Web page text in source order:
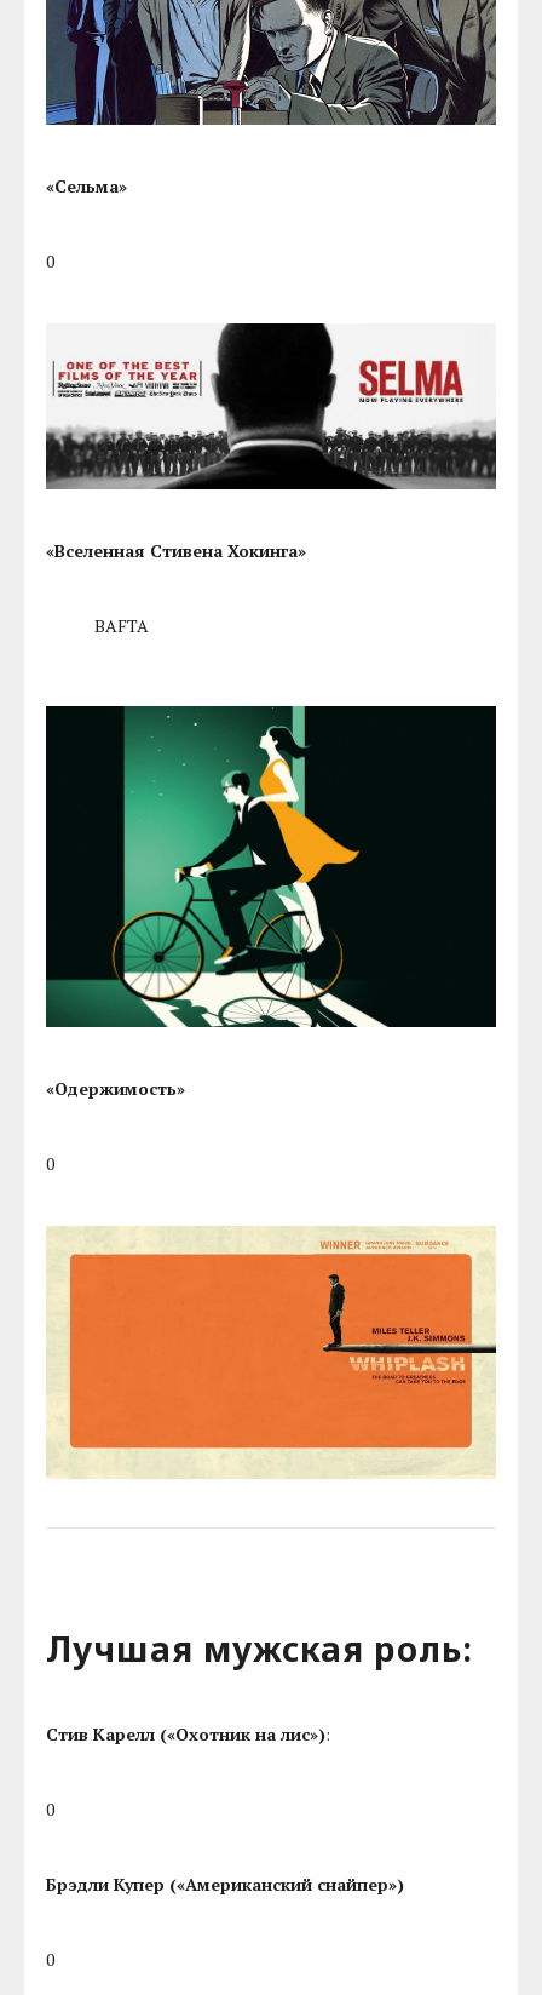
«Сельма»
0
«Вселенная Стивена Хокинга»
BAFTA
«Одержимость»
0
Лучшая мужская роль:
Стив Карелл («Охотник на лис»):
0
Брэдли Купер («Американский снайпер»)
0